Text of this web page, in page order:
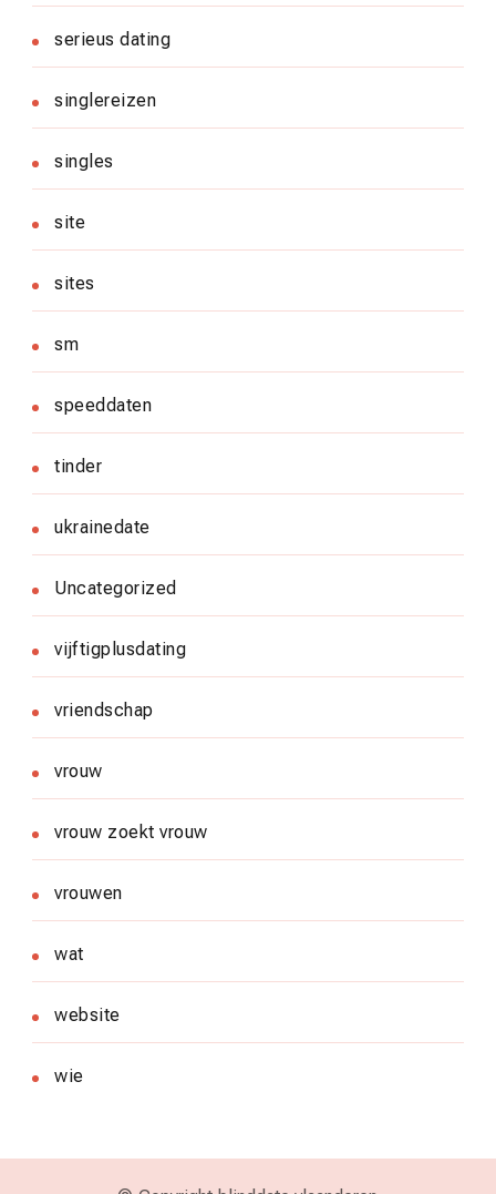
serieus dating
singlereizen
singles
site
sites
sm
speeddaten
tinder
ukrainedate
Uncategorized
vijftigplusdating
vriendschap
vrouw
vrouw zoekt vrouw
vrouwen
wat
website
wie